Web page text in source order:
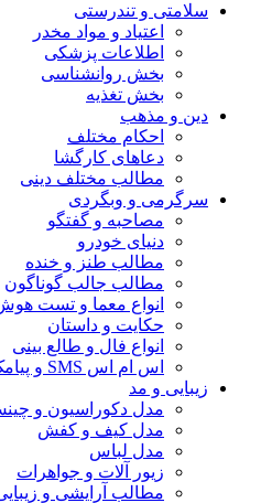
سلامتی و تندرستی
اعتیاد و مواد مخدر
اطلاعات پزشکی
بخش روانشناسی
بخش تغذیه
دین و مذهب
احکام مختلف
دعاهای کارگشا
مطالب مختلف دینی
سرگرمی و وبگردی
مصاحبه و گفتگو
دنیای خودرو
مطالب طنز و خنده
مطالب جالب گوناگون
انواع معما و تست
حکایت و داستان
انواع فال و طالع بینی
اس ام اس SMS و پیامک
زیبایی و مد
مدل دکوراسیون و
مدل کیف و کفش
مدل لباس
زیور آلات و جواهرات
مطالب آرایشی و